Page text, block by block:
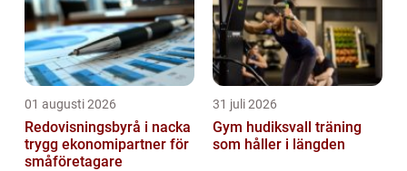
01 augusti 2026
Redovisningsbyrå i nacka
trygg ekonomipartner för
småföretagare
31 juli 2026
Gym hudiksvall träning
som håller i längden